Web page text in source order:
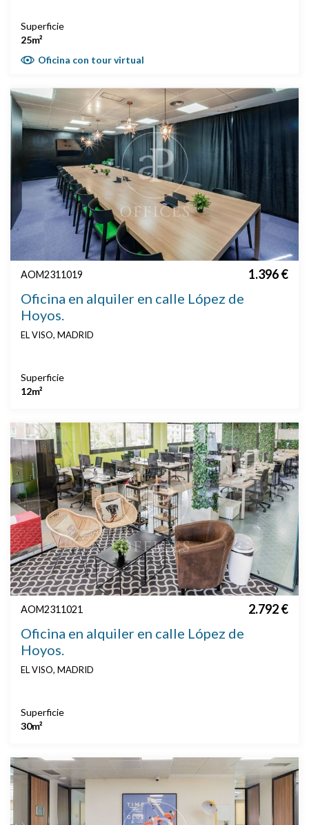
Superficie
25m²
Oficina con tour virtual
AOM2311019 1.396 €
Oficina en alquiler en calle López de
Hoyos.
EL VISO, MADRID
Superficie
12m²
AOM2311021 2.792 €
Oficina en alquiler en calle López de
Hoyos.
EL VISO, MADRID
Superficie
30m²